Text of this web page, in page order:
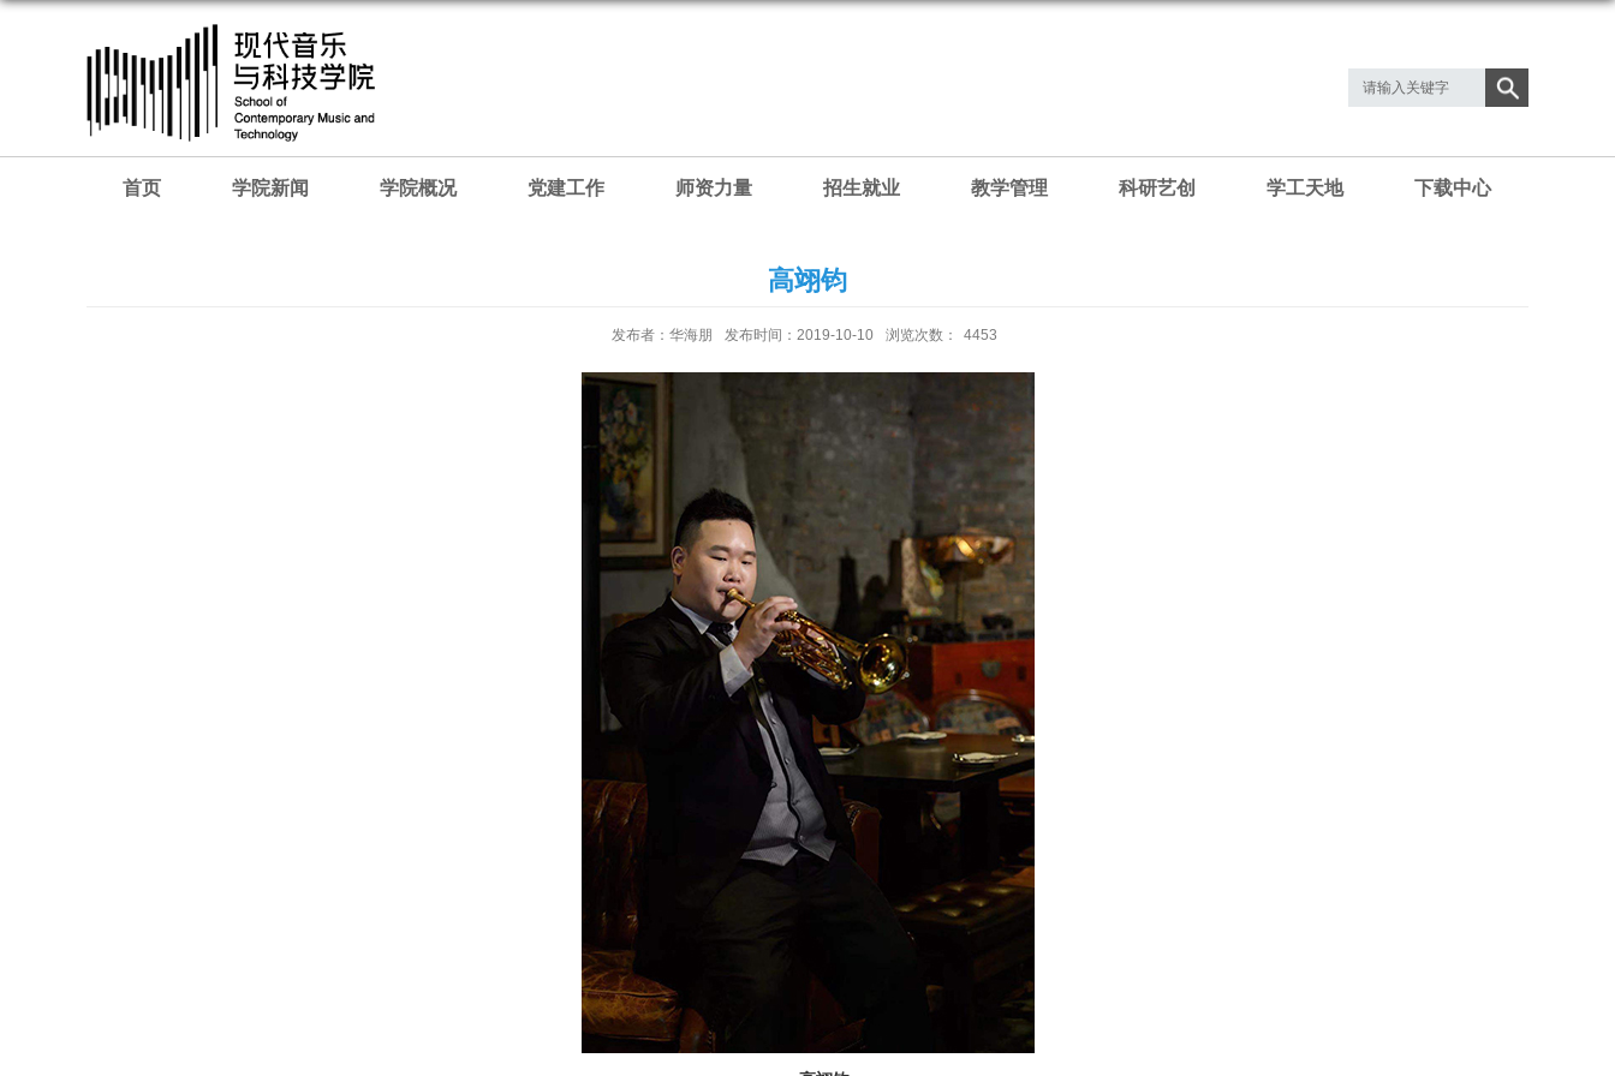
首页 学院新闻 学院概况 党建工作 师资力量 招生就业 教学管理 科研艺创 学工天地 下载中心
高翊钧
发布者：华海朋 发布时间：2019-10-10 浏览次数： 4453